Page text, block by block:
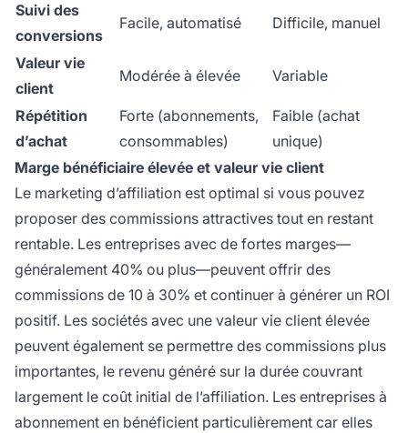
Suivi des
conversions
Facile, automatisé Difficile, manuel
Valeur vie
client
Modérée à élevée Variable
Répétition
d’achat
Forte (abonnements,
consommables)
Faible (achat
unique)
Marge bénéficiaire élevée et valeur vie client
Le marketing d’affiliation est optimal si vous pouvez
proposer des commissions attractives tout en restant
rentable. Les entreprises avec de fortes marges—
généralement 40% ou plus—peuvent offrir des
commissions de 10 à 30% et continuer à générer un ROI
positif. Les sociétés avec une valeur vie client élevée
peuvent également se permettre des commissions plus
importantes, le revenu généré sur la durée couvrant
largement le coût initial de l’affiliation. Les entreprises à
abonnement en bénéficient particulièrement car elles